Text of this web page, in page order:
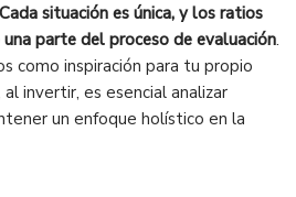
Cada situación es única, y los ratios
parte del proceso de evaluación.
como inspiración para tu propio
invertir, es esencial analizar
un enfoque holístico en la